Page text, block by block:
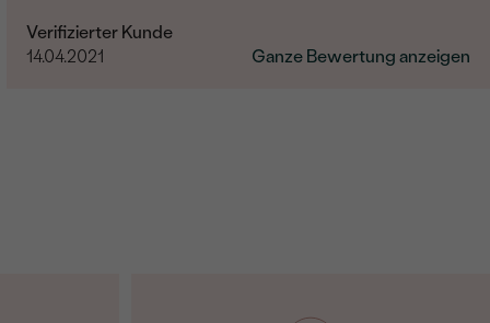
aufgehoben zu sein, freundlich, seriös und professionell.
Die Artikel werden liebevoll verpackt. Das beste
Verifizierter Kunde
14.04.2021
Ganze Bewertung anzeigen